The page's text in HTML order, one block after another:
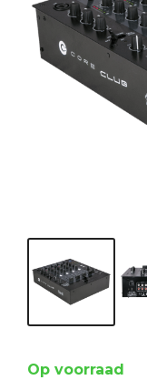
Op voorraad